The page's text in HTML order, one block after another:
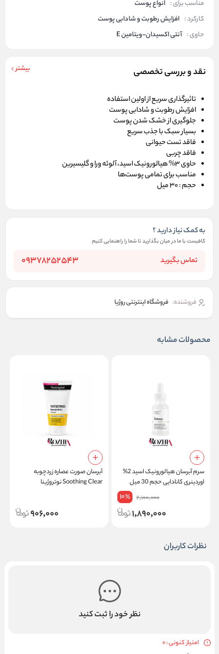
مناسب برای : انواع پوست
کارکرد : افزایش رطوبت و شادابی پوست
حاوی : آنتی اکسیدان-ویتامین E
نقد و بررسی تخصصی بیشتر
تاثیرگذاری سریع از اولین استفاده
افزایش رطوبت و شادابی پوست
جلوگیری از خشک شدن پوست
بسیار سبک با جذب سریع
فاقد تست حیوانی
فاقد چربی
حاوی 3% هیالورونیک اسید، آلوئه ورا و گلیسیرین
مناسب برای تمامی پوست‌ها
حجم :30 میل
به کمک نیاز دارید ؟
کافیست با ما در میان بگذارید تا شما را راهنمایی کنیم
تماس بگیرید 09378252543
فروشنده: فروشگاه اینترنتی روژیا
محصولات مشابه
سرم آبرسان هیالورونیک اسید 2%
اوردینری کانادایی حجم 30 میل
2,100,000
10%
1,890,000
آبرسان صورت عصاره زردچوبه
Soothing Clear نوتروژینا
906,000
نظرات کاربران
نظر خود را ثبت کنید
امتیاز کنونی : 0